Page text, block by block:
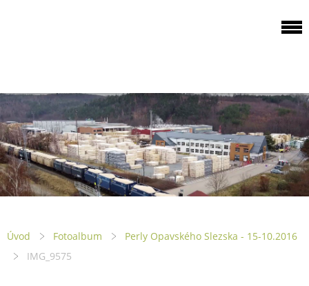
Úvod Fotoalbum
Perly Opavského Slezska - 15-10.2016
IMG_9575